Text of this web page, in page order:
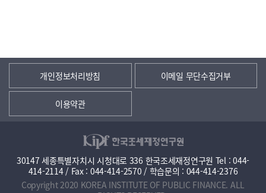
개인정보처리방침 이메일 무단수집거부
이용약관
30147 세종특별자치시 시청대로 336 한국조세재정연구원 Tel : 044-
414-2114 / Fax : 044-414-2570 / 학습문의 : 044-414-2376
Copyright 2020 KOREA INSTITUTE OF PUBLIC FINANCE. ALL